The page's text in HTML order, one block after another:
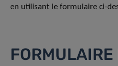
en utilisant le formulaire ci-